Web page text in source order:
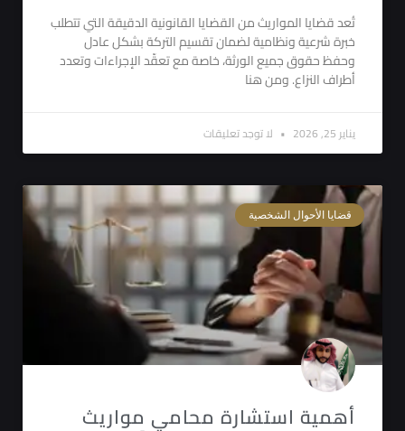
تُعد قضايا المواريث من القضايا القانونية الدقيقة التي تتطلب
خبرة شرعية ونظامية لضمان تقسيم التركة بشكل عادل
وحفظ حقوق جميع الورثة، خاصة مع تعقّد الإجراءات وتعدد
أطراف النزاع. ومن هنا
يناير 25, 2026 لا توجد تعليقات
قضايا الأحوال الشخصية
أهمية استشارة محامي مواريث